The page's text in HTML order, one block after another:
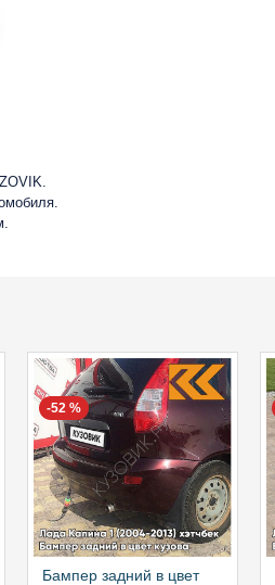
-52 %
Бампер задний в цвет